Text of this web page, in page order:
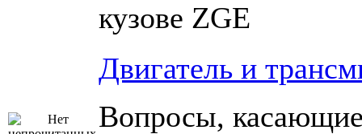
кузове ZGE
Двигатель и
Вопросы,